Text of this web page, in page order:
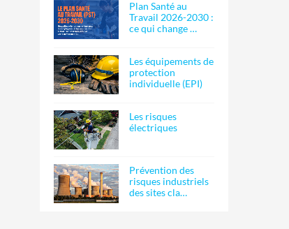
Plan Santé au
Travail 2026-2030 :
ce qui change …
Les équipements de
protection
individuelle (EPI)
Les risques
électriques
Prévention des
risques industriels
des sites cla…